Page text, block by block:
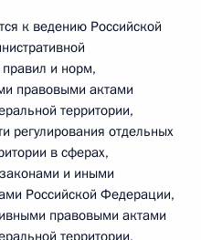
к ведению Российской
правил и норм,
правовыми актами
территории,
регулирования отдельных
в сферах,
и иными
Российской Федерации,
правовыми актами
территории,